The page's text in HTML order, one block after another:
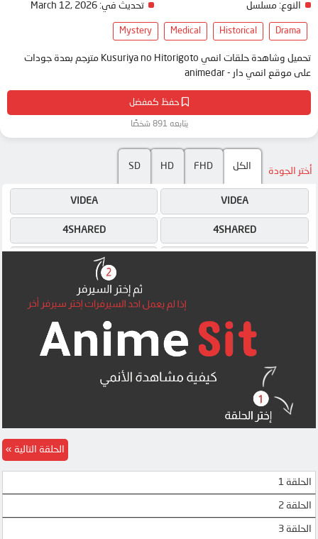
حفظ كمفضل
يتابعه 891 شخصًا
النوع: مسلسل
تحديث في: March 12, 2026
Drama
Historical
Medical
Mystery
تحميل وشاهدة حلقات انمي Kusuriya no Hitorigoto مترجم بعدة جودات
على موقع انمي دار - animedar
أختر الجودة الكل FHD
HD
SD
VIDEA
OK
VIDEA
4SHARED
DRIVE
4SHARED
الحلقة 1
الحلقة 2
الحلقة 3
الحلقة التالية